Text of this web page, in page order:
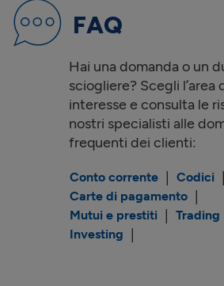
20121
TEL.
02 76390654
FAX.
FINECO CENTER
PIAZZA DEL TRICOLORE, 2
20129 MILANO
TEL.
02 76341321
Calcola percorso
FINECO CENTER
P.ZA FIDIA, SNC
FAQ
Hai una domanda o un
sciogliere? Scegli l’area
interesse e consulta le
nostri specialisti alle
frequenti dei clienti:
Conto corrente
Codici
Carte di pagamento
Mutui e prestiti
Trading
Investing